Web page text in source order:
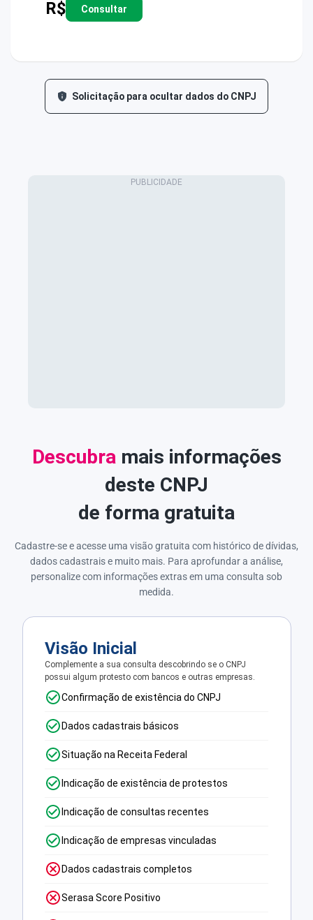
R$ Consultar
Solicitação para ocultar dados do CNPJ
Descubra mais informações
deste CNPJ
de forma gratuita
Cadastre-se e acesse uma visão gratuita com histórico de dívidas,
dados cadastrais e muito mais. Para aprofundar a análise,
personalize com informações extras em uma consulta sob
medida.
Visão Inicial
Complemente a sua consulta descobrindo se o CNPJ
possui algum protesto com bancos e outras empresas.
Confirmação de existência do CNPJ
Dados cadastrais básicos
Situação na Receita Federal
Indicação de existência de protestos
Indicação de consultas recentes
Indicação de empresas vinculadas
Dados cadastrais completos
Serasa Score Positivo